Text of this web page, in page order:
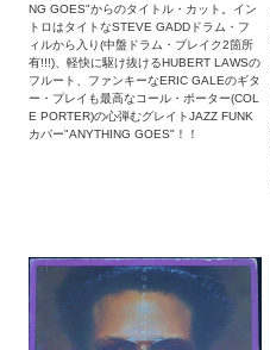
NG GOES"からのタイトル・カット。イン
トロはタイトなSTEVE GADDドラム・フ
ィルから入り(中盤ドラム・ブレイク2箇所
有!!!)、軽快に駆け抜けるHUBERT LAWSの
フルート、ファンキーなERIC GALEのギタ
ー・プレイも最高なコール・ポーター(COL
E PORTER)の心弾むグレイトJAZZ FUNK
カバー"ANYTHING GOES"！！